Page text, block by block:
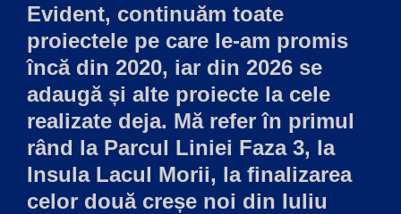
Evident, continuăm toate
proiectele pe care le-am promis
încă din 2020, iar din 2026 se
adaugă și alte proiecte la cele
realizate deja. Mă refer în primul
rând la Parcul Liniei Faza 3, la
Insula Lacul Morii, la finalizarea
celor două creșe noi din Iuliu